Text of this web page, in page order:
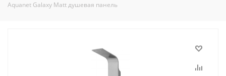
Aquanet Galaxy Matt душевая панель